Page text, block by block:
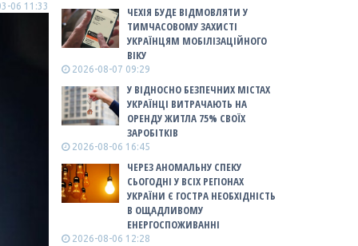
06 11:33
ЧЕХІЯ БУДЕ ВІДМОВЛЯТИ У
ТИМЧАСОВОМУ ЗАХИСТІ
УКРАЇНЦЯМ МОБІЛІЗАЦІЙНОГО
ВІКУ
2026-08-07 09:29
У ВІДНОСНО БЕЗПЕЧНИХ МІСТАХ
УКРАЇНЦІ ВИТРАЧАЮТЬ НА
ОРЕНДУ ЖИТЛА 75% СВОЇХ
ЗАРОБІТКІВ
2026-08-06 16:45
ЧЕРЕЗ АНОМАЛЬНУ СПЕКУ
СЬОГОДНІ У ВСІХ РЕГІОНАХ
УКРАЇНИ Є ГОСТРА НЕОБХІДНІСТЬ
В ОЩАДЛИВОМУ
ЕНЕРГОСПОЖИВАННІ
2026-08-06 12:28